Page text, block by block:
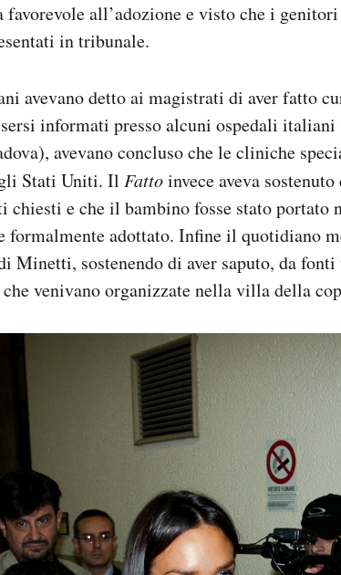
favorevole all’adozione e visto che i
in tribunale.
avevano detto ai magistrati di aver fatto
informati presso alcuni ospedali
avevano concluso che le cliniche
Stati Uniti. Il Fattoinvece aveva
chiesti e che il bambino fosse stato portato
formalmente adottato. Infine il quotidiano
Minetti, sostenendo di aver saputo, da
venivano organizzate nella villa della